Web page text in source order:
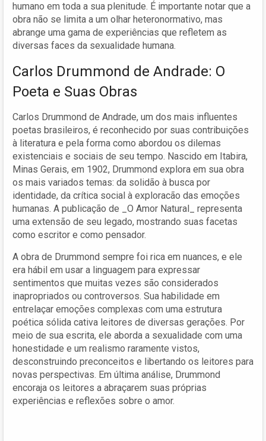
humano em toda a sua plenitude. É importante notar que a
obra não se limita a um olhar heteronormativo, mas
abrange uma gama de experiências que refletem as
diversas faces da sexualidade humana.
Carlos Drummond de Andrade: O
Poeta e Suas Obras
Carlos Drummond de Andrade, um dos mais influentes
poetas brasileiros, é reconhecido por suas contribuições
à literatura e pela forma como abordou os dilemas
existenciais e sociais de seu tempo. Nascido em Itabira,
Minas Gerais, em 1902, Drummond explora em sua obra
os mais variados temas: da solidão à busca por
identidade, da crítica social à exploracão das emoções
humanas. A publicação de _O Amor Natural_ representa
uma extensão de seu legado, mostrando suas facetas
como escritor e como pensador.
A obra de Drummond sempre foi rica em nuances, e ele
era hábil em usar a linguagem para expressar
sentimentos que muitas vezes são considerados
inapropriados ou controversos. Sua habilidade em
entrelaçar emoções complexas com uma estrutura
poética sólida cativa leitores de diversas gerações. Por
meio de sua escrita, ele aborda a sexualidade com uma
honestidade e um realismo raramente vistos,
desconstruindo preconceitos e libertando os leitores para
novas perspectivas. Em última análise, Drummond
encoraja os leitores a abraçarem suas próprias
experiências e reflexões sobre o amor.